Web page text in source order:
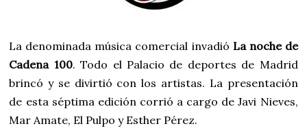
La denominada música comercial invadió La noche de
Cadena 100. Todo el Palacio de deportes de Madrid
brincó y se divirtió con los artistas. La presentación
de esta séptima edición corrió a cargo de Javi Nieves,
Mar Amate, El Pulpo y Esther Pérez.